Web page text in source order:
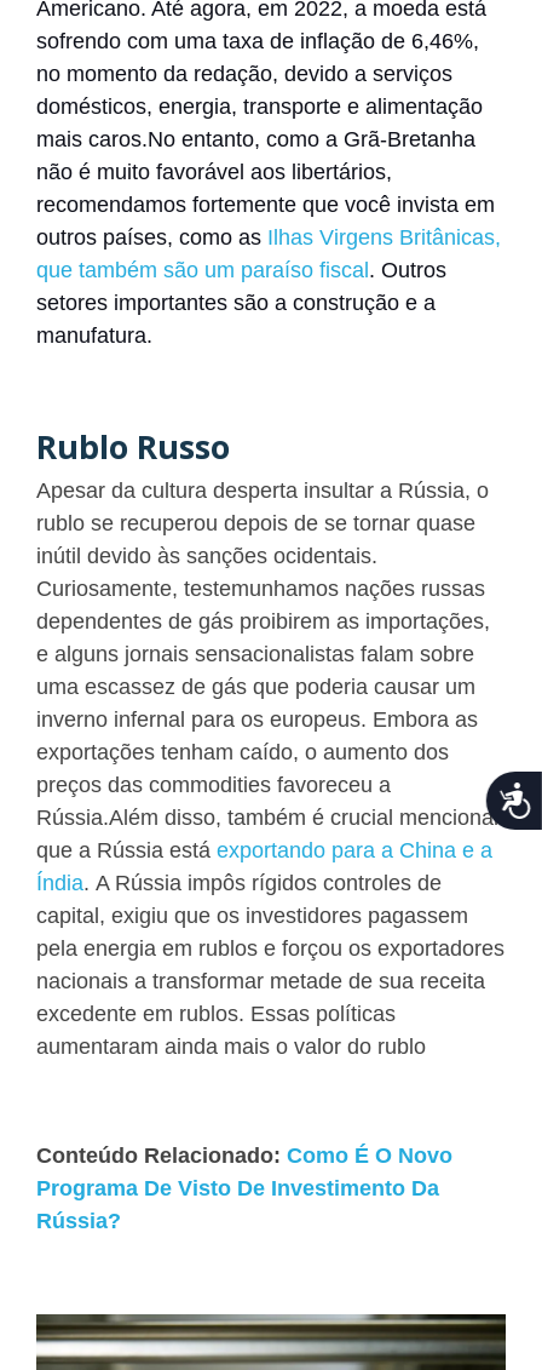
Americano. Até agora, em 2022, a moeda está
sofrendo com uma taxa de inflação de 6,46%,
no momento da redação, devido a serviços
domésticos, energia, transporte e alimentação
mais caros.No entanto, como a Grã-Bretanha
não é muito favorável aos libertários,
recomendamos fortemente que você invista em
outros países, como as Ilhas Virgens Britânicas,
que também são um paraíso fiscal . Outros
setores importantes são a construção e a
manufatura.
Rublo Russo
Apesar da cultura desperta insultar a Rússia, o
rublo se recuperou depois de se tornar quase
inútil devido às sanções ocidentais.
Curiosamente, testemunhamos nações russas
dependentes de gás proibirem as importações,
e alguns jornais sensacionalistas falam sobre
uma escassez de gás que poderia causar um
inverno infernal para os europeus. Embora as
exportações tenham caído, o aumento dos
preços das commodities favoreceu a
Rússia.Além disso, também é crucial mencionar
que a Rússia está exportando para a China e a
Índia. A Rússia impôs rígidos controles de
capital, exigiu que os investidores pagassem
pela energia em rublos e forçou os exportadores
nacionais a transformar metade de sua receita
excedente em rublos. Essas políticas
aumentaram ainda mais o valor do rublo
Conteúdo Relacionado: Como É O Novo
Programa De Visto De Investimento Da
Rússia?